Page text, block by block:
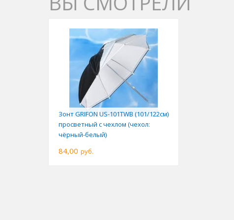
Зонт GRIFON US-101TWB (101/122см)
просветный с чехлом (чехол:
чёрный-белый)
84,00 руб.